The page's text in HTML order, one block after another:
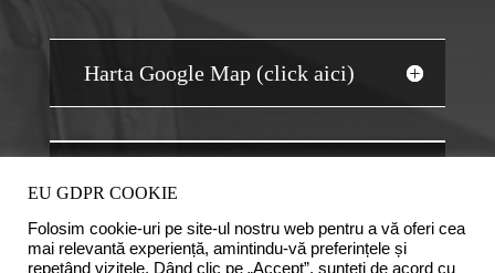
Harta Google Map (click aici)
EU GDPR COOKIE
Folosim cookie-uri pe site-ul nostru web pentru a vă oferi cea
mai relevantă experiență, amintindu-vă preferințele și
repetând vizitele. Dând clic pe „Accept”, sunteți de acord cu